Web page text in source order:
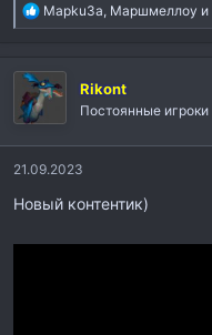
Р
е
к
ц
и
и
:
Mapku3a, Маршмеллоу и
Rikont
Постоянные игроки
21.09.2023
Новый контентик)